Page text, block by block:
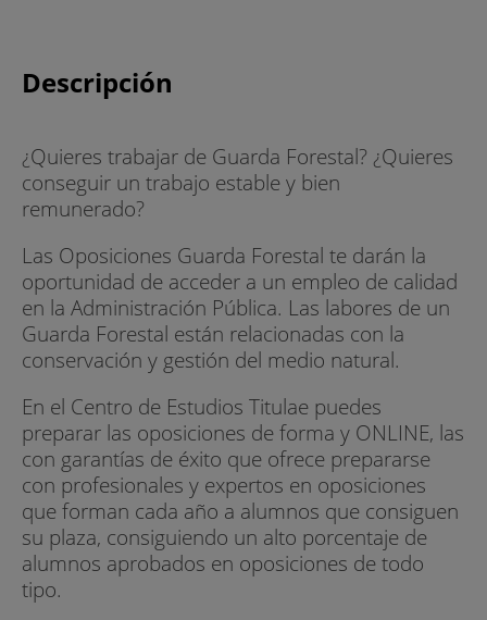
Descripción
¿Quieres trabajar de Guarda Forestal? ¿Quieres
conseguir un trabajo estable y bien
remunerado?
Las Oposiciones Guarda Forestal te darán la
oportunidad de acceder a un empleo de calidad
en la Administración Pública. Las labores de un
Guarda Forestal están relacionadas con la
conservación y gestión del medio natural.
En el Centro de Estudios Titulae puedes
preparar las oposiciones de forma y ONLINE, las
con garantías de éxito que ofrece prepararse
con profesionales y expertos en oposiciones
que forman cada año a alumnos que consiguen
su plaza, consiguiendo un alto porcentaje de
alumnos aprobados en oposiciones de todo
tipo.